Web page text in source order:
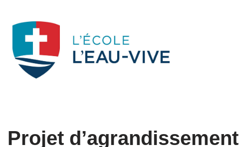
Aller
contenu
Projet d’agrandissement